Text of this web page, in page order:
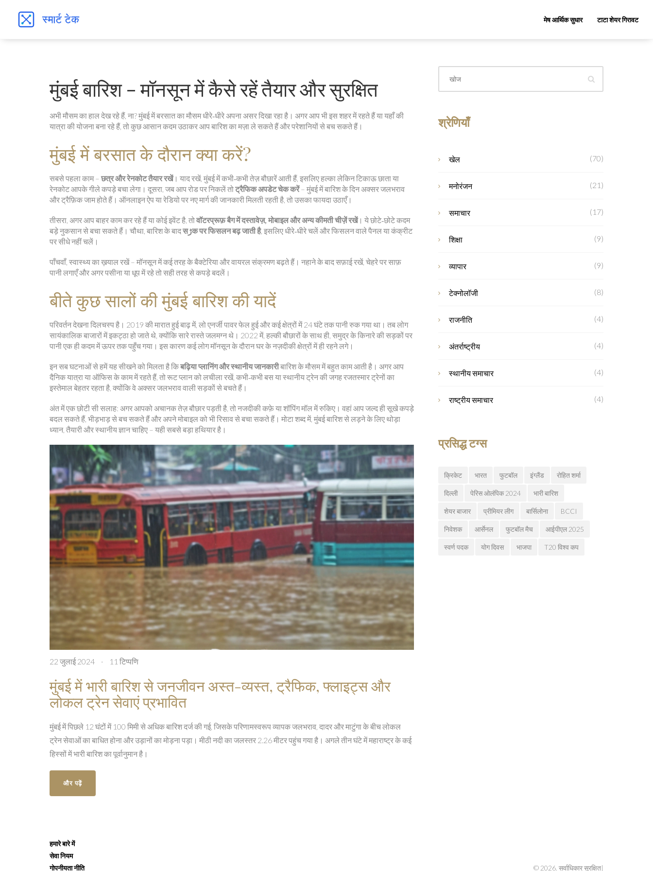
मेष आर्थिक सुधार टाटा शेयर गिरावट
मुंबई बारिश – मॉनसून में कैसे रहें तैयार और सुरक्षित
अभी मौसम का हाल देख रहे हैं, ना? मुंबई में बरसात का मौसम धीरे‑धीरे अपना असर दिखा रहा है। अगर आप भी इस शहर में रहते हैं या यहाँ की
यात्रा की योजना बना रहे हैं, तो कुछ आसान कदम उठाकर आप बारिश का मज़ा ले सकते हैं और परेशानियों से बच सकते हैं।
मुंबई में बरसात के दौरान क्या करें?
सबसे पहला काम – छत्र और रेनकोट तैयार रखें। याद रखें, मुंबई में कभी‑कभी तेज़ बौछारें आती हैं, इसलिए हल्का लेकिन टिकाऊ छाता या
रेनकोट आपके गीले कपड़े बचा लेगा। दूसरा, जब आप रोड पर निकलें तोट्रैफिक अपडेट चेक करें– मुंबई में बारिश के दिन अक्सर जलभराव
और ट्रैफ़िक जाम होते हैं। ऑनलाइन ऐप या रेडियो पर नए मार्ग की जानकारी मिलती रहती है, तो उसका फायदा उठाएँ।
तीसरा, अगर आप बाहर काम कर रहे हैं या कोई इवेंट है, तोवॉटरप्रूफ़ बैग में दस्तावेज़, मोबाइल और अन्य कीमती चीज़ें रखें। ये छोटे‑छोटे कदम
बड़े नुकसान से बचा सकते हैं। चौथा, बारिश के बाद
सڑक पर फिसलन बढ़ जाती है, इसलिए धीरे‑धीरे चलें और फिसलन वाले पैनल या कंक्रीट
पर सीधे नहीं चलें।
पाँचवाँ, स्वास्थ्य का ख़याल रखें – मॉनसून में कई तरह के बैक्टेरिया और वायरल संक्रमण बढ़ते हैं। नहाने के बाद सफ़ाई रखें, चेहरे पर साफ़
पानी लगाएँ और अगर पसीना या धूप में रहे तो सही तरह से कपड़े बदलें।
बीते कुछ सालों की मुंबई बारिश की यादें
परिवर्तन देखना दिलचस्प है। 2019 की मारात हुई बाढ़ में, लो एनर्जी पावर फेल हुई और कई क्षेत्रों में 24 घंटे तक पानी रुक गया था। तब लोग
सायंकालिक बाजारों में इकट्ठा हो जाते थे, क्योंकि सारे रास्ते जलमग्न थे। 2022 में, हल्की बौछारों के साथ ही, समुद्र के किनारे की सड़कों पर
पानी एक ही कदम में ऊपर तक पहुँच गया। इस कारण कई लोग मॉनसून के दौरान घर के नज़दीकी क्षेत्रों में ही रहने लगे।
इन सब घटनाओं से हमें यह सीखने को मिलता है किबढ़िया प्लानिंग और स्थानीय जानकारीबारिश के मौसम में बहुत काम आती है। अगर आप
दैनिक यात्रा या ऑफिस के काम में रहते हैं, तो रूट प्लान को लचीला रखें, कभी‑कभी बस या स्थानीय ट्रेन की जगह रजतस्मार ट्रेनों का
इस्तेमाल बेहतर रहता है, क्योंकि वे अक्सर जलभराव वाली सड़कों से बचते हैं।
अंत में एक छोटी सी सलाह: अगर आपको अचानक तेज़ बौछार पड़ती है, तो नजदीकी कफ़े या शॉपिंग मॉल में रुकिए। वहां आप जल्द ही सूखे कपड़े
बदल सकते हैं, भीड़भाड़ से बच सकते हैं और अपने मोबाइल को भी रिसाव से बचा सकते हैं। मोटा शब्द में, मुंबई बारिश से लड़ने के लिए थोड़ा
ध्यान, तैयारी और स्थानीय ज्ञान चाहिए – यही सबसे बड़ा हथियार है।
22 जुलाई 2024 · 11 टिप्पणि
मुंबई में भारी बारिश से जनजीवन अस्त-व्यस्त, ट्रैफिक, फ्लाइट्स और
लोकल ट्रेन सेवाएं प्रभावित
मुंबई में पिछले 12 घंटों में 100 मिमी से अधिक बारिश दर्ज की गई, जिसके परिणामस्वरूप व्यापक जलभराव, दादर और माटुंगा के बीच लोकल
ट्रेन सेवाओं का बाधित होना और उड़ानों का मोड़ना पड़ा। मीठी नदी का जलस्तर 2.26 मीटर पहुंच गया है। अगले तीन घंटे में महाराष्ट्र के कई
हिस्सों में भारी बारिश का पूर्वानुमान है।
और पढ़ें
श्रेणियाँ
खेल (70)
मनोरंजन (21)
समाचार (17)
शिक्षा (9)
व्यापार (9)
टेक्नोलॉजी (8)
राजनीति (4)
अंतर्राष्ट्रीय (4)
स्थानीय समाचार (4)
राष्ट्रीय समाचार (4)
प्रसिद्ध टग्स
क्रिकेट भारत फुटबॉल इंग्लैंड रोहित शर्मा
दिल्ली पेरिस ओलंपिक 2024 भारी बारिश
शेयर बाजार प्रीमियर लीग बार्सिलोना BCCI
निवेशक आर्सेनल फुटबॉल मैच आईपीएल 2025
स्वर्ण पदक योग दिवस भाजपा T20 विश्व कप
हमारे बारे में
सेवा नियम
गोपनीयता नीति
© 2026. सर्वाधिकार सुरक्षित|